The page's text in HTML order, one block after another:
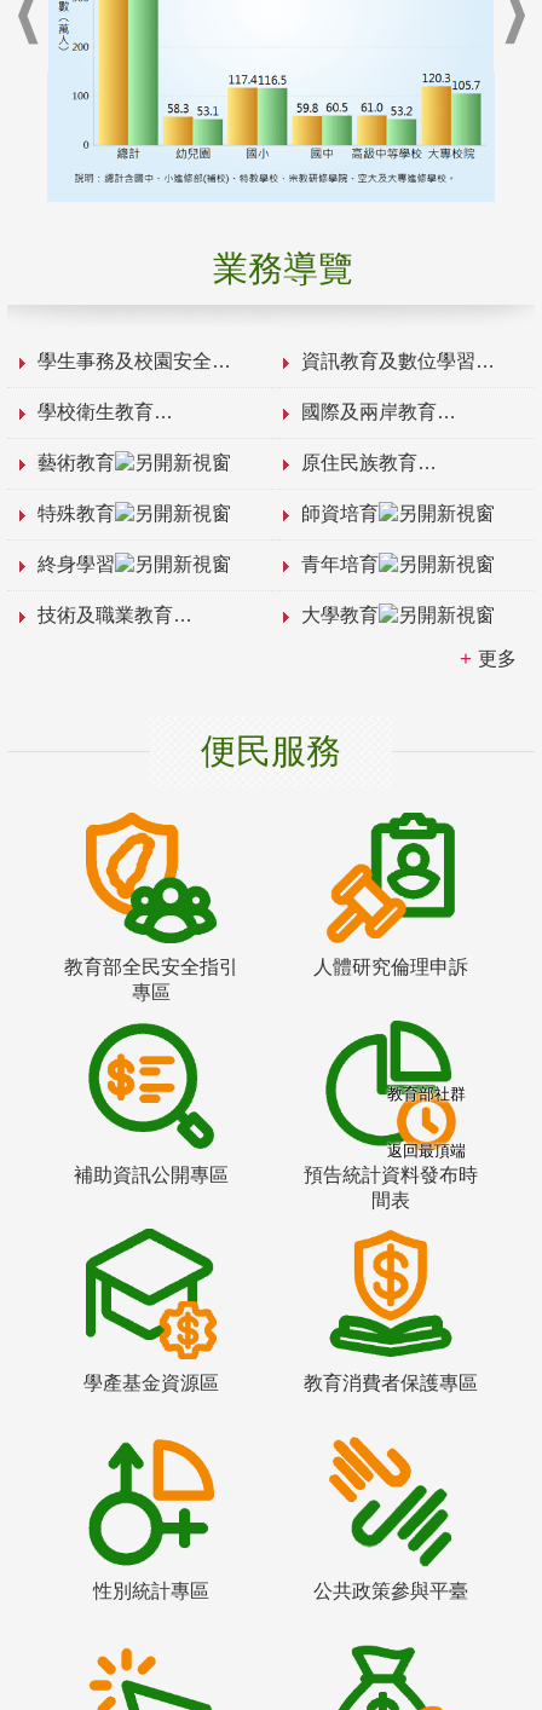
業務導覽
學生事務及校園安全 資訊教育及數位學習
學校衛生教育 國際及兩岸教育
藝術教育 原住民族教育
特殊教育 師資培育
終身學習 青年培育
技術及職業教育 大學教育
更多
便民服務
教育部全民安全指引
專區
人體研究倫理申訴
補助資訊公開專區
預告統計資料發布時
間表
學產基金資源區 教育消費者保護專區
性別統計專區 公共政策參與平臺
教育部社群
返回最頂端